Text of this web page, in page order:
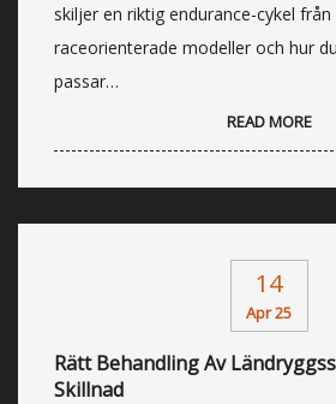
skiljer en riktig endurance-cykel från
raceorienterade modeller och hur
passar…
READ MORE
14
Apr 25
Rätt Behandling Av
Skillnad